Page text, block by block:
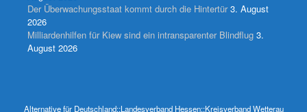
Der Überwachungsstaat kommt durch die Hintertür 3. August
2026
Milliardenhilfen für Kiew sind ein intransparenter Blindflug 3.
August 2026
Alternative für Deutschland::Landesverband Hessen::Kreisverband Wetterau